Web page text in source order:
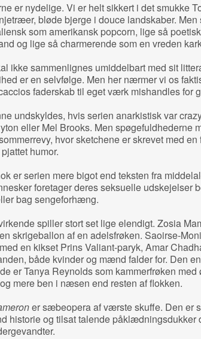
er nydelige. Vi er helt sikkert i det smukke
bløde bjerge i douce landskaber. Men
som amerikansk popcorn, lige så
og lige så charmerende som en vreden
ikke sammenlignes umiddelbart med sit
er en selvfølge. Men her nærmer vi os
faderskab til eget værk mishandles for
undskyldes, hvis serien anarkistisk var
eller Mel Brooks. Men spøgefuldhederne
hvor sketchene er skrevet med
humor.
er serien mere bigot end teksten fra
foretager deres seksuelle udskejelser
bag sengeforhæng.
spiller stort set lige elendigt. Zosia
skrigeballon af en adelsfrøken. Saoirse-
en kikset Prins Valiant-paryk, Amar
både kvinder og mænd falder for. Den
er Tanya Reynolds som kammerfrøken med
mere ben i næsen end resten af flokken.
er sæbeopera af værste skuffe. Den er
historie og tilsat talende påklædningsdukker